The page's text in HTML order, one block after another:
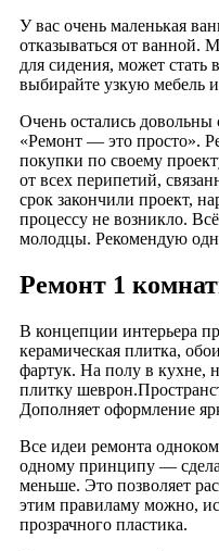
У вас очень маленькая
отказываться от ванной.
для сидения, может
выбирайте узкую мебель
Очень остались довольны
«Ремонт — это просто».
покупки по своему
от всех перипетий,
срок закончили проект,
процессу не возникло.
молодцы. Рекомендую
Ремонт 1
В концепции интерьера
керамическая плитка,
фартук. На полу в кухне,
плитку
Дополняет оформление
Все идеи ремонта
одному принципу —
меньше. Это позволяет
этим правиламу можно,
прозрачного пластика.